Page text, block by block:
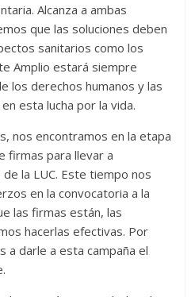
Alcanza a ambas
que las soluciones deben
sanitarios como los
Amplio estará siempre
los derechos humanos y las
esta lucha por la vida.
nos encontramos en la etapa
firmas para llevar a
la LUC. Este tiempo nos
en la convocatoria a la
las firmas están, las
hacerlas efectivas. Por
a darle a esta campaña el